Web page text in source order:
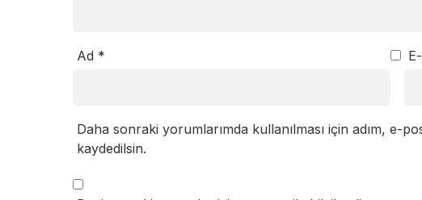
Ad *
Daha sonraki yorumlarımda kullanılması için adım, e-
kaydedilsin.